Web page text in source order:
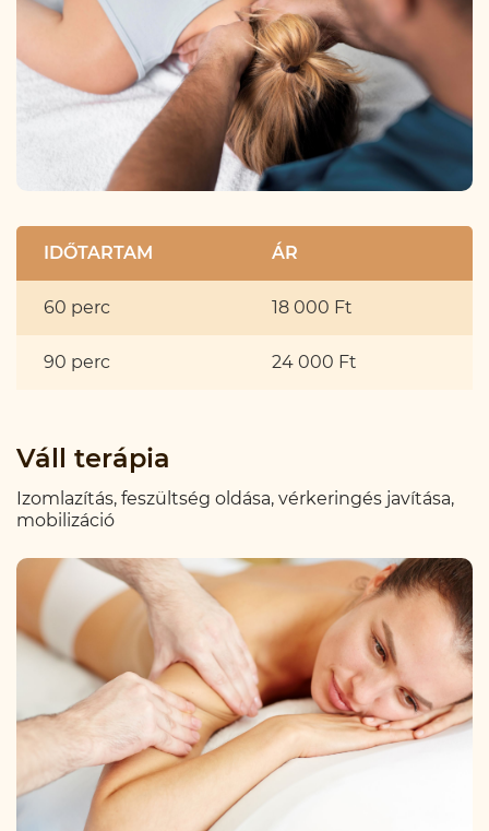
IDŐTARTAM ÁR
60 perc 18 000 Ft
90 perc 24 000 Ft
Váll terápia
Izomlazítás, feszültség oldása, vérkeringés javítása,
mobilizáció